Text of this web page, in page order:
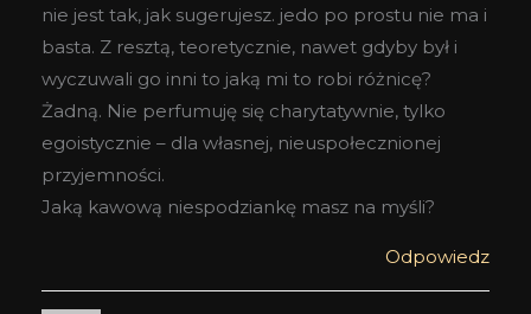
nie jest tak, jak sugerujesz. jedo po prostu nie ma i
basta. Z resztą, teoretycznie, nawet gdyby był i
wyczuwali go inni to jaką mi to robi różnicę?
Żadną. Nie perfumuję się charytatywnie, tylko
egoistycznie – dla własnej, nieuspołecznionej
przyjemności.
Jaką kawową niespodziankę masz na myśli?
Odpowiedz